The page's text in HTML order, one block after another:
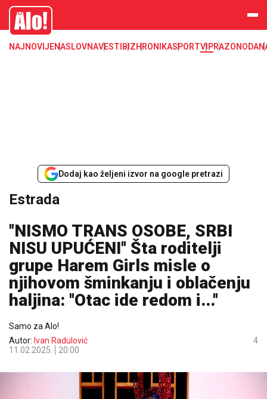
Estrada, poznati, VIP
Alo
NAJNOVIJENASLOVNAVESTI BIZHRONIKASPORTVIPRAZONODA
Dodaj kao željeni izvor na google pretrazi
Estrada
''NISMO TRANS OSOBE, SRBI
NISU UPUĆENI'' Šta roditelji
grupe Harem Girls misle o
njihovom šminkanju i oblačenju
haljina: ''Otac ide redom i...''
Samo za Alo!
Autor: Ivan Radulović
11.02.2025.
20:00
4